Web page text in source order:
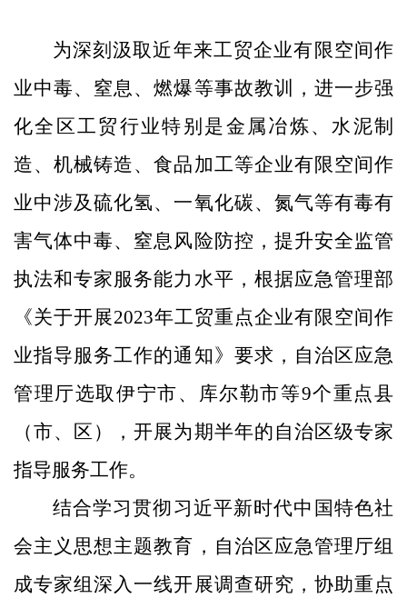
为深刻汲取近年来工贸企业有限空间作
业中毒、窒息、燃爆等事故教训，进一步强
化全区工贸行业特别是金属冶炼、水泥制
造、机械铸造、食品加工等企业有限空间作
业中涉及硫化氢、一氧化碳、氮气等有毒有
害气体中毒、窒息风险防控，提升安全监管
执法和专家服务能力水平，根据应急管理部
《关于开展2023年工贸重点企业有限空间作
业指导服务工作的通知》要求，自治区应急
管理厅选取伊宁市、库尔勒市等9个重点县
（市、区），开展为期半年的自治区级专家
指导服务工作。
结合学习贯彻习近平新时代中国特色社
会主义思想主题教育，自治区应急管理厅组
成专家组深入一线开展调查研究，协助重点